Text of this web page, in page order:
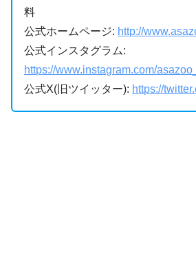
料
公式ホームページ: http://
公式インスタグラム:
https://www.instagram.com/
公式X(旧ツイッター): https://